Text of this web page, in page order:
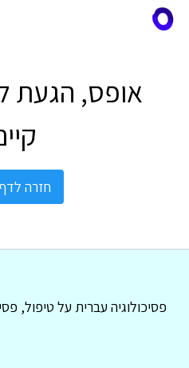
אופס, הגעת
חזרה
פסיכולוגיה עברית על טיפול,